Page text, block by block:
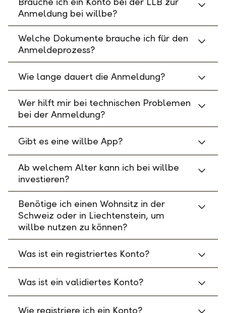
Anmeldung bei willbe?
Welche Dokumente brauche ich für den
Anmeldeprozess?
Wie lange dauert die Anmeldung?
Wer hilft mir bei technischen Problemen
bei der Anmeldung?
Gibt es eine willbe App?
Ab welchem Alter kann ich bei willbe
investieren?
Benötige ich einen Wohnsitz in der
Schweiz oder in Liechtenstein, um
willbe nutzen zu können?
Was ist ein registriertes Konto?
Was ist ein validiertes Konto?
Wie registriere ich ein Konto?